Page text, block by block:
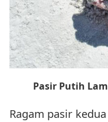
Pasir Putih
Ragam pasir